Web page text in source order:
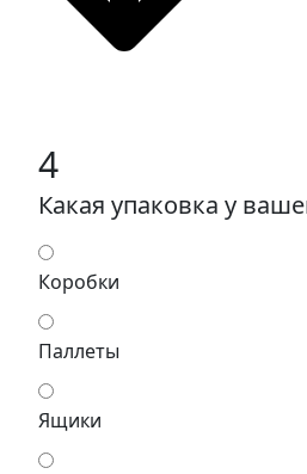
4
Какая упаковка у
Коробки
Паллеты
Ящики